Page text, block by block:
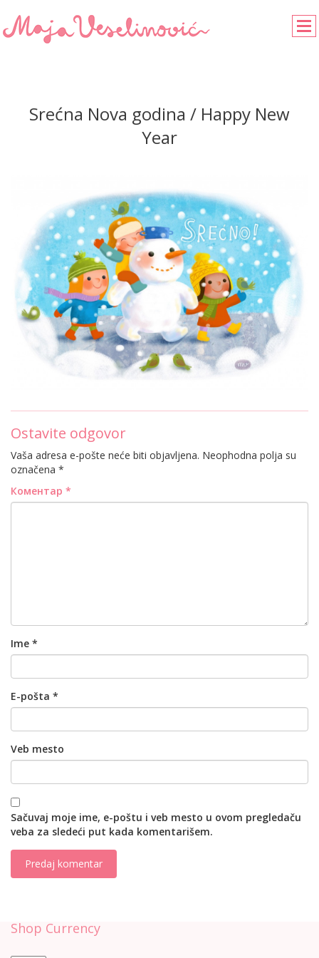
Srećna Nova godina / Happy New
Year
Ostavite odgovor
Vaša adresa e-pošte neće biti objavljena. Neophodna polja su
označena *
Коментар *
Ime *
E-pošta *
Veb mesto
Sačuvaj moje ime, e-poštu i veb mesto u ovom pregledaču
veba za sledeći put kada komentarišem.
Shop Currency